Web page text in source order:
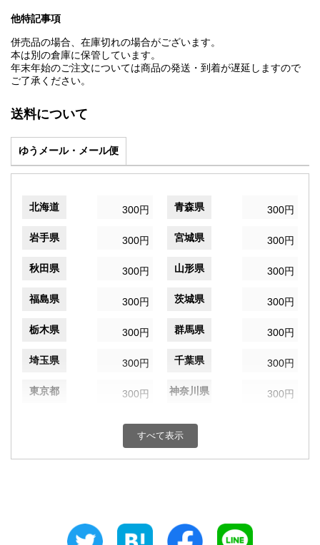
他特記事項
併売品の場合、在庫切れの場合がございます。
本は別の倉庫に保管しています。
年末年始のご注文については商品の発送・到着が遅延しますので
ご了承ください。
送料について
ゆうメール・メール便
北海道 300円 青森県 300円
岩手県 300円 宮城県 300円
秋田県 300円 山形県 300円
福島県 300円 茨城県 300円
栃木県 300円 群馬県 300円
埼玉県 300円 千葉県 300円
東京都 300円 神奈川県 300円
300円 富山県
すべて表示